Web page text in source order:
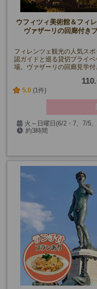
ウフィツィ美術館＆フィ
ヴァザーリの回廊付き
フィレンツェ観光の人気ス
認ガイドと巡る貸切プライ
場。ヴァザーリの回廊見学
5.0 (1件)
火～日曜日(6/2・7、7/5
25、1/1・3、2/7、3/7・28
約3時間